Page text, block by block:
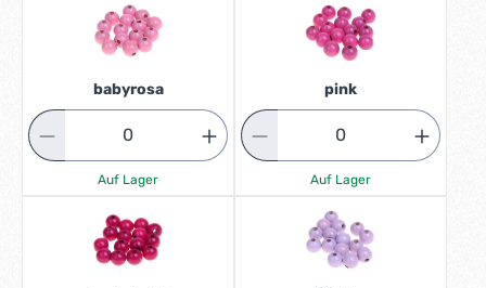
babyrosa
Auf Lager
pink
Auf Lager